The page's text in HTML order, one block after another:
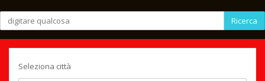
Ricerca
Seleziona città